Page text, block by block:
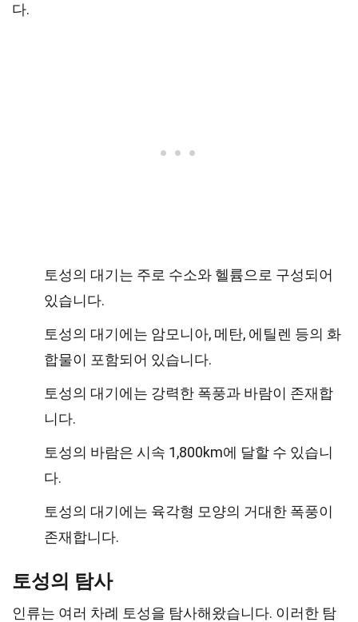
다.
토성의 대기는 주로 수소와 헬륨으로 구성되어
있습니다.
토성의 대기에는 암모니아, 메탄, 에틸렌 등의 화
합물이 포함되어 있습니다.
토성의 대기에는 강력한 폭풍과 바람이 존재합
니다.
토성의 바람은 시속 1,800km에 달할 수 있습니
다.
토성의 대기에는 육각형 모양의 거대한 폭풍이
존재합니다.
토성의 탐사
인류는 여러 차례 토성을 탐사해왔습니다. 이러한 탐